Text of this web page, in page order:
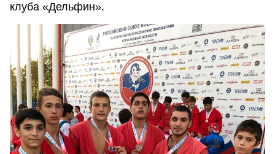
клуба «Дельфин».